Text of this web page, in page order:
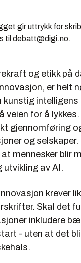
gir uttrykk for
til debatt@digi.no.
og etikk på
er helt
intelligens
veien for å lykkes.
gjennomføring
og selskaper.
mennesker blir
utvikling av AI.
krever
Skal det
inkludere
- uten at det